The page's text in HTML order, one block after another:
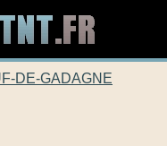
DE-GADAGNE